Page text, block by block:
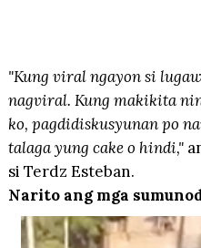
"Kung viral ngayon si
nagviral. Kung makikita
ko, pagdidiskusyunan po
talaga yung cake o hindi,"
si Terdz Esteban.
Narito ang mga